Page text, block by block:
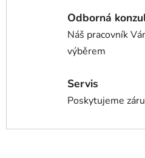
Odborná
Náš pracovník
výběrem
Servis
Poskytujeme